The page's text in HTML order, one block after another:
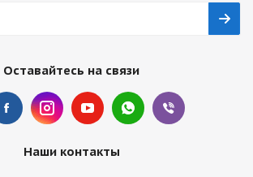
Оставайтесь на связи
Наши контакты